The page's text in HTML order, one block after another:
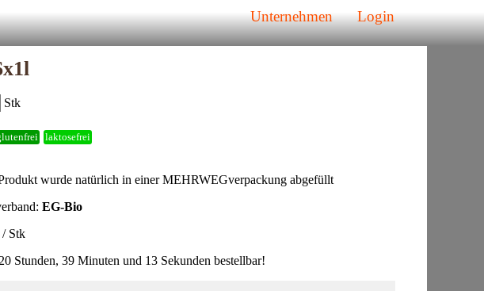
Unternehmen Login
Stk
laktosefrei
wurde natürlich in einer MEHRWEGverpackung abgefüllt
EG-Bio
/ Stk
Stunden, 39 Minuten und 13 Sekunden bestellbar!